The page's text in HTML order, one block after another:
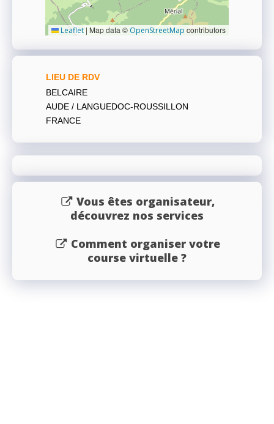
Leaflet | Map data © OpenStreetMap contributors
LIEU DE RDV
BELCAIRE
AUDE / LANGUEDOC-ROUSSILLON
FRANCE
Vous êtes organisateur,
découvrez nos services
Comment organiser votre
course virtuelle ?